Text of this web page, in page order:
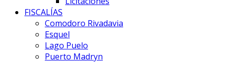
FISCALÍAS
Comodoro Rivadavia
Esquel
Lago Puelo
Puerto Madryn